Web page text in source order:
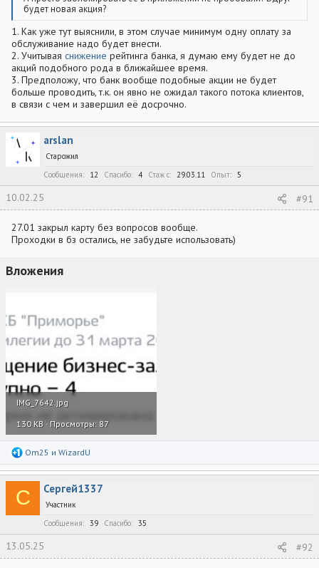
будет новая акция?
1. Как уже тут выяснили, в этом случае минимум одну оплату за
обслуживание надо будет внести.
2. Учитывая снижение рейтинга банка, я думаю ему будет не до
акций подобного рода в ближайшее время.
3. Предположу, что банк вообще подобные акции не будет
больше проводить, т.к. он явно не ожидал такого потока клиентов,
в связи с чем и завершил её досрочно.
arslan
Старожил
Сообщения
12 Спасибо 4 Стаж c 29.03.11 Опыт 5
10.02.25 #91
27.01 закрыл карту без вопросов вообще.
Проходки в бз остались, не забудьте использовать)
Вложения
IMG_7642.jpg
130 KB · Просмотры: 87
Р
а
к
ц
и
Om25 и WizardU
С Сергей1337
Участник
Сообщения
39 Спасибо 35
13.05.25 #92